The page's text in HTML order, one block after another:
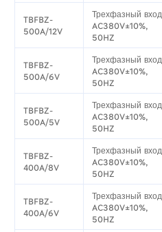
TBFBZ-
500A/12V
Трехфазный вход
AC380V±10%,
50HZ
TBFBZ-
500A/6V
Трехфазный вход
AC380V±10%,
50HZ
TBFBZ-
500A/5V
Трехфазный вход
AC380V±10%,
50HZ
TBFBZ-
400A/8V
Трехфазный вход
AC380V±10%,
50HZ
TBFBZ-
400A/6V
Трехфазный вход
AC380V±10%,
50HZ